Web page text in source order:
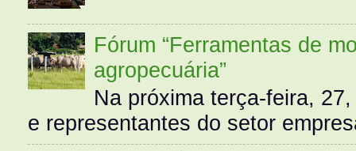
Fórum “Ferramentas de
agropecuária”
Na próxima terça-feira,
e representantes do setor